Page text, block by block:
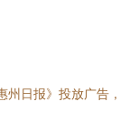
州日报》投放广告